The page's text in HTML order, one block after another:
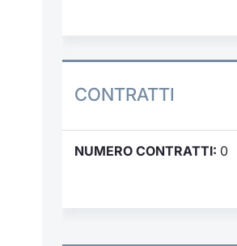
CONTRATTI
NUMERO CONTRATTI: 0